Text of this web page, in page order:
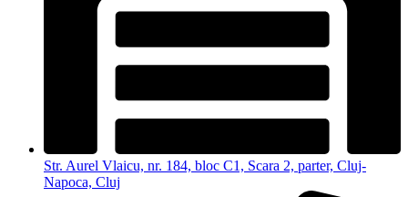
Str. Aurel Vlaicu, nr. 184, bloc C1, Scara 2, parter, Cluj-
Napoca, Cluj